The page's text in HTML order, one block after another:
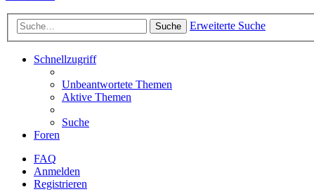
Suche Erweiterte Suche
Schnellzugriff
Unbeantwortete Themen
Aktive Themen
Suche
Foren
FAQ
Anmelden
Registrieren